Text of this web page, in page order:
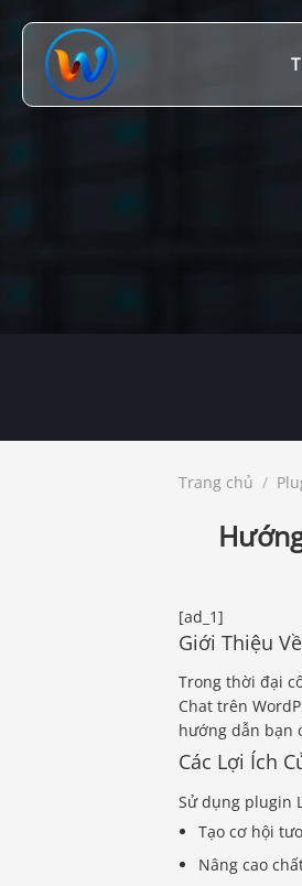
đến
Trang chủ /
[ad_1]
Giới Thiệu
Trong thời đại
Chat trên
hướng dẫn bạn
Các Lợi Ích
Sử dụng plugin
Tạo cơ hội
Nâng cao